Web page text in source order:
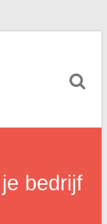
bedrijf